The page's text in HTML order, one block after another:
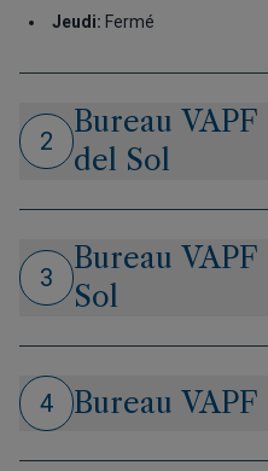
Jeudi: Fermé
2
Bureau
del Sol
3
Bureau
Sol
4 Bureau